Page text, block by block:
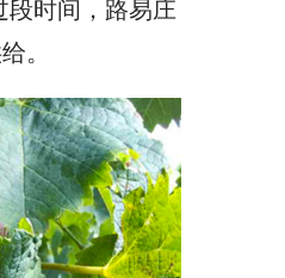
段时间，路易庄
。